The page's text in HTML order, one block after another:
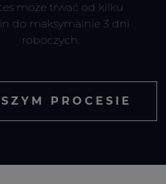
może trwać od kilku
do maksymalnie 3 dni
roboczych.
PROCESIE